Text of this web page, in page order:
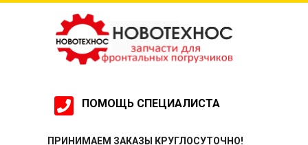
ПОМОЩЬ СПЕЦИАЛИСТА
ПРИНИМАЕМ ЗАКАЗЫ КРУГЛОСУТОЧНО!